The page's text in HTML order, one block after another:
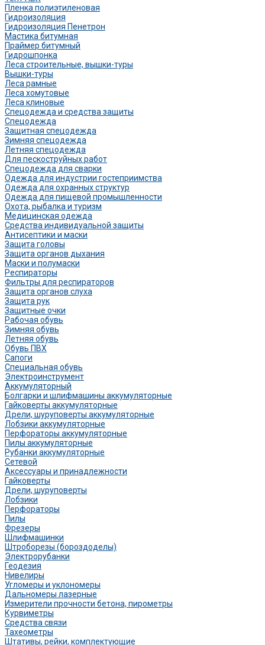
Пленка полиэтиленовая
Гидроизоляция
Гидроизоляция Пенетрон
Мастика битумная
Праймер битумный
Гидрошпонка
Леса строительные, вышки-туры
Вышки-туры
Леса рамные
Леса хомутовые
Леса клиновые
Спецодежда и средства защиты
Спецодежда
Защитная спецодежда
Зимняя спецодежда
Летняя спецодежда
Для пескоструйных работ
Спецодежда для сварки
Одежда для индустрии гостеприимства
Одежда для охранных структур
Одежда для пищевой промышленности
Охота, рыбалка и туризм
Медицинская одежда
Средства индивидуальной защиты
Антисептики и маски
Защита головы
Защита органов дыхания
Маски и полумаски
Респираторы
Фильтры для респираторов
Защита органов слуха
Защита рук
Защитные очки
Рабочая обувь
Зимняя обувь
Летняя обувь
Обувь ПВХ
Сапоги
Специальная обувь
Электроинструмент
Аккумуляторный
Болгарки и шлифмашины аккумуляторные
Гайковерты аккумуляторные
Дрели, шуруповерты аккумуляторные
Лобзики аккумуляторные
Перфораторы аккумуляторные
Пилы аккумуляторные
Рубанки аккумуляторные
Сетевой
Аксессуары и принадлежности
Гайковерты
Дрели, шуруповерты
Лобзики
Перфораторы
Пилы
Фрезеры
Шлифмашинки
Штроборезы (бороздоделы)
Электрорубанки
Геодезия
Нивелиры
Угломеры и уклономеры
Дальномеры лазерные
Измерители прочности бетона, пирометры
Курвиметры
Средства связи
Тахеометры
Штативы, рейки, комплектующие